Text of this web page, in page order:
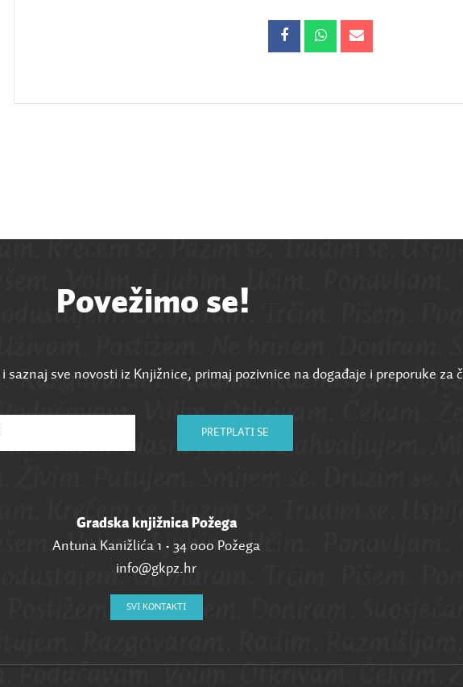
Povežimo se!
saznaj sve novosti iz Knjižnice, primaj pozivnice na događaje i preporuke za
PRETPLATI SE
Gradska knjižnica Požega
Antuna Kanižlića 1 • 34 000 Požega
info@gkpz.hr
SVI KONTAKTI